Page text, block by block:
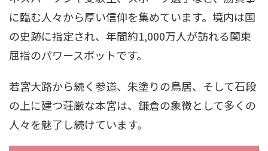
に臨む人々から厚い信仰を集めています。境内は国
の史跡に指定され、年間約1,000万人が訪れる関東
屈指のパワースポットです。
若宮大路から続く参道、朱塗りの鳥居、そして石段
の上に建つ荘厳な本宮は、鎌倉の象徴として多くの
人々を魅了し続けています。